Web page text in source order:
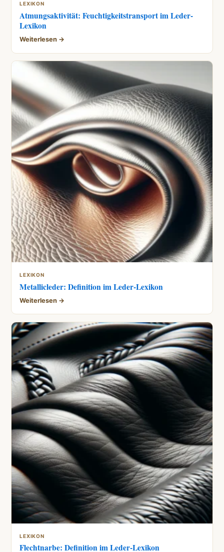
LEXIKON
Atmungsaktivität: Feuchtigkeitstransport im Leder-
Lexikon
Weiterlesen →
LEXIKON
Metallicleder: Definition im Leder-Lexikon
Weiterlesen →
LEXIKON
Flechtnarbe: Definition im Leder-Lexikon